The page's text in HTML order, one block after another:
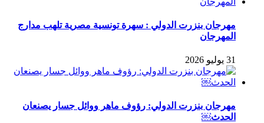
مهرجان بنزرت الدولي : سهرة تونسية مصرية تلهب مدارج
المهرجان
31 يوليو 2026
مهرجان بنزرت الدولي: رؤوف ماهر ووائل جسار يصنعان
الحدث￼